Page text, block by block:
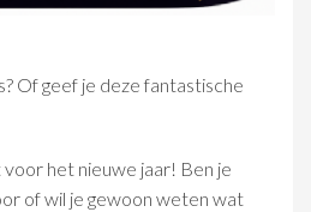
Of geef je deze fantastische
het nieuwe jaar! Ben je
of wil je gewoon weten wat